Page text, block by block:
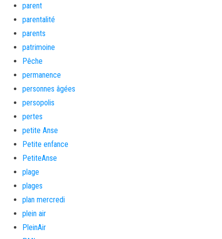
parent
parentalité
parents
patrimoine
Pêche
permanence
personnes âgées
persopolis
pertes
petite Anse
Petite enfance
PetiteAnse
plage
plages
plan mercredi
plein air
PleinAir